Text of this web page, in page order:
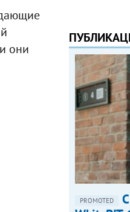
они
PROMOTED